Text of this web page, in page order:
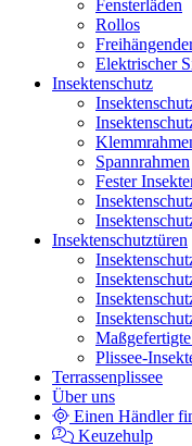
Fensterläden
Rollos
Elektrischer
Insektenschutz
Spannrahmen
Fester
Insektenschutztüren
Plissee-
Terrassenplissee
Über uns
Einen Händler
Keuzehulp